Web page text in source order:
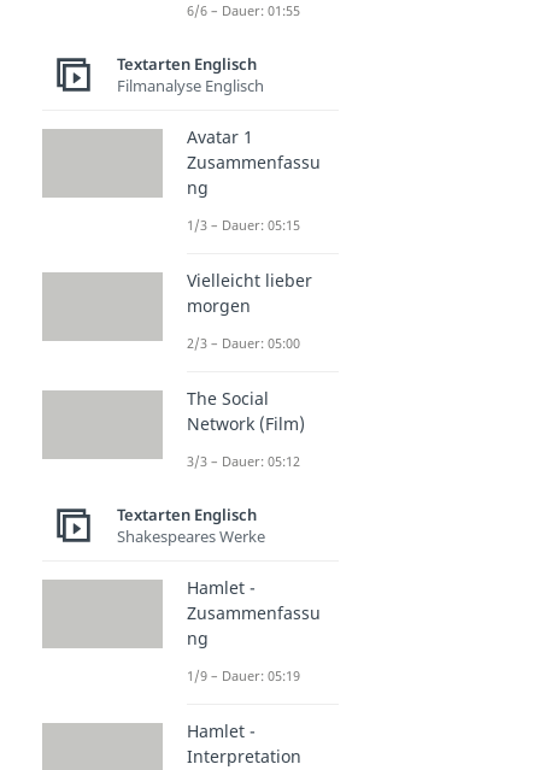
6/6 – Dauer: 01:55
Textarten Englisch
Filmanalyse Englisch
Avatar 1
Zusammenfassu
ng
1/3 – Dauer: 05:15
Vielleicht lieber
morgen
2/3 – Dauer: 05:00
The Social
Network (Film)
3/3 – Dauer: 05:12
Textarten Englisch
Shakespeares Werke
Hamlet -
Zusammenfassu
ng
1/9 – Dauer: 05:19
Hamlet -
Interpretation